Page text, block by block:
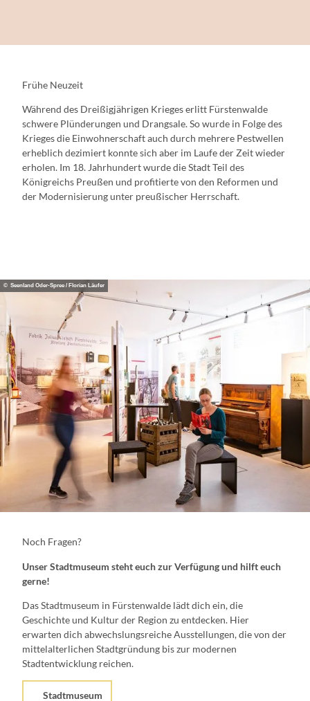
Frühe Neuzeit
Während des Dreißigjährigen Krieges erlitt Fürstenwalde
schwere Plünderungen und Drangsale. So wurde in Folge des
Krieges die Einwohnerschaft auch durch mehrere Pestwellen
erheblich dezimiert konnte sich aber im Laufe der Zeit wieder
erholen. Im 18. Jahrhundert wurde die Stadt Teil des
Königreichs Preußen und profitierte von den Reformen und
der Modernisierung unter preußischer Herrschaft.
© Seenland Oder-Spree / Florian Läufer
Noch Fragen?
Unser Stadtmuseum steht euch zur Verfügung und hilft euch
gerne!
Das Stadtmuseum in Fürstenwalde lädt dich ein, die
Geschichte und Kultur der Region zu entdecken. Hier
erwarten dich abwechslungsreiche Ausstellungen, die von der
mittelalterlichen Stadtgründung bis zur modernen
Stadtentwicklung reichen.
Stadtmuseum